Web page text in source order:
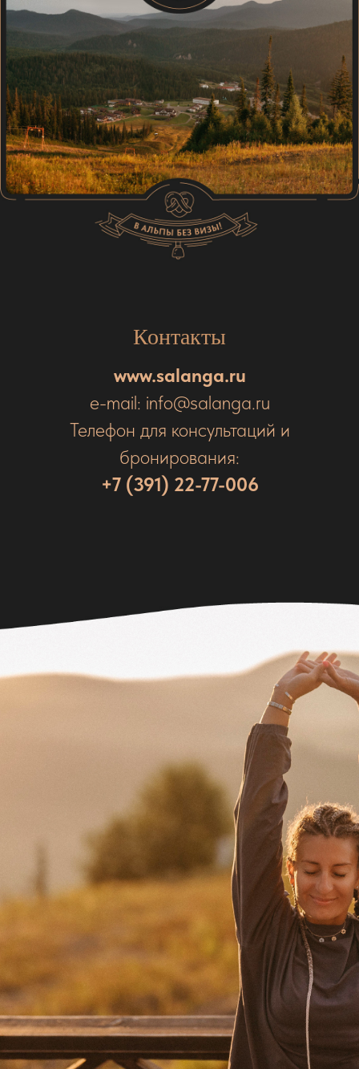
Контакты
www.salanga.ru
e-mail: info@salanga.ru
Телефон для консультаций и
бронирования:
+7 (391) 22-77-006